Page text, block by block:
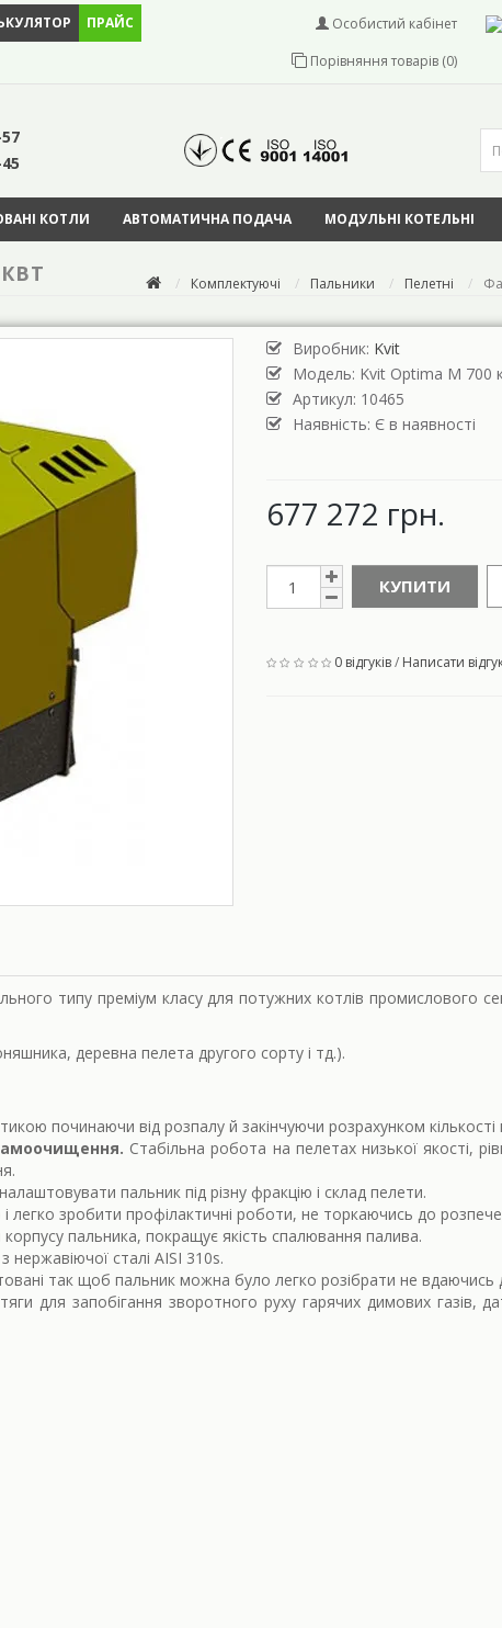
ПРАЙС
Особистий кабінет
Порівняння товарів (0)
КОТЛИ АВТОМАТИЧНА ПОДАЧА МОДУЛЬНІ КОТЕЛЬНІ
Комплектуючі Пальники Пелетні
Виробник: Kvit
Модель: Kvit Optima M 700
Артикул: 10465
Наявність: Є в наявності
677 272 грн.
КУПИТИ
0 відгуків/ Написати
типу преміум класу для потужних котлів промислового
деревна пелета другого сорту і тд.).
починаючи від розпалу й закінчуючи розрахунком
Стабільна робота на пелетах низької якості,
пальник під різну фракцію і склад пелети.
легко зробити профілактичні роботи, не торкаючись до
пальника, покращує якість спалювання палива.
нержавіючої сталі AISI 310s.
так щоб пальник можна було легко розібрати не вдаючись
для запобігання зворотного руху гарячих димових газів,